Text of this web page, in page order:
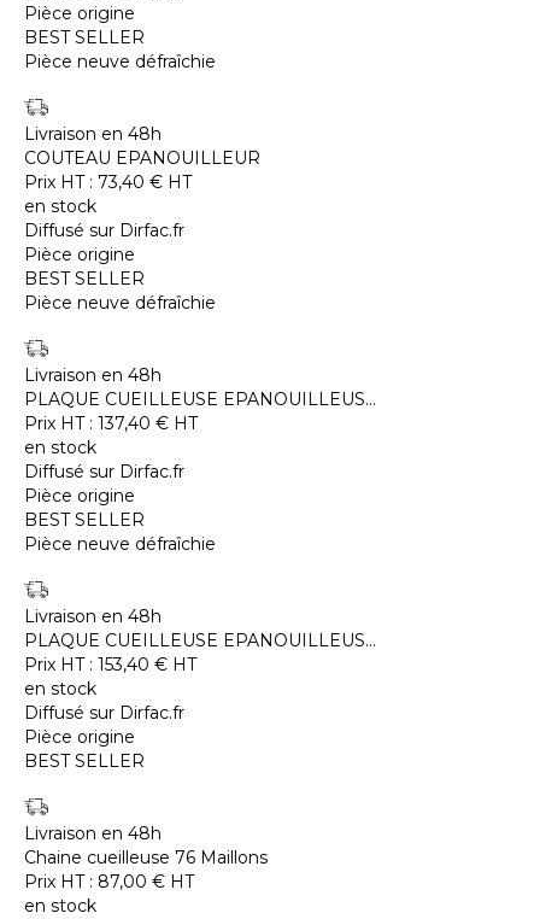
Pièce origine
BEST SELLER
Pièce neuve défraîchie
Livraison en 48h
COUTEAU EPANOUILLEUR
Prix HT : 73,40 € HT
en stock
Diffusé sur Dirfac.fr
Pièce origine
BEST SELLER
Pièce neuve défraîchie
Livraison en 48h
PLAQUE CUEILLEUSE EPANOUILLEUS...
Prix HT : 137,40 € HT
en stock
Diffusé sur Dirfac.fr
Pièce origine
BEST SELLER
Pièce neuve défraîchie
Livraison en 48h
PLAQUE CUEILLEUSE EPANOUILLEUS...
Prix HT : 153,40 € HT
en stock
Diffusé sur Dirfac.fr
Pièce origine
BEST SELLER
Livraison en 48h
Chaine cueilleuse 76 Maillons
Prix HT : 87,00 € HT
en stock